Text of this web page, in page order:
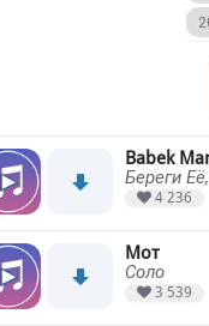
Babek
Береги
4 236
Мот
Соло
3 539